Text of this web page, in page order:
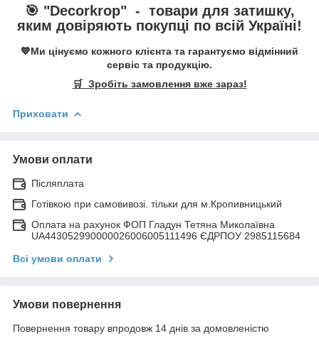
🎯 "Decorkrop" - товари для затишку,
яким довіряють покупці по всій Україні!
💙Ми цінуємо кожного клієнта та гарантуємо відмінний
сервіс та продукцію.
🛒 Зробіть замовлення вже зараз!
Приховати
Умови оплати
Післяплата
Готівкою при самовивозі. тільки для м.Кропивницький
Оплата на рахунок ФОП Гладун Тетяна Миколаївна
UA443052990000026006005111496 ЄДРПОУ 2985115684
Всі умови оплати
Умови повернення
Повернення товару впродовж 14 днів за домовленістю